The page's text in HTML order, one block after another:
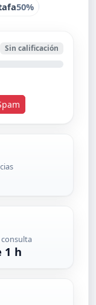
50%
Sin calificación
1 h